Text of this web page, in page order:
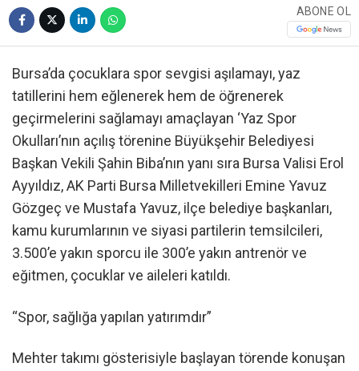
ABONE OL
Bursa’da çocuklara spor sevgisi aşılamayı, yaz
tatillerini hem eğlenerek hem de öğrenerek
geçirmelerini sağlamayı amaçlayan ‘Yaz Spor
Okulları’nın açılış törenine Büyükşehir Belediyesi
Başkan Vekili Şahin Biba’nın yanı sıra Bursa Valisi Erol
Ayyıldız, AK Parti Bursa Milletvekilleri Emine Yavuz
Gözgeç ve Mustafa Yavuz, ilçe belediye başkanları,
kamu kurumlarının ve siyasi partilerin temsilcileri,
3.500’e yakın sporcu ile 300’e yakın antrenör ve
eğitmen, çocuklar ve aileleri katıldı.
“Spor, sağlığa yapılan yatırımdır”
Mehter takımı gösterisiyle başlayan törende konuşan